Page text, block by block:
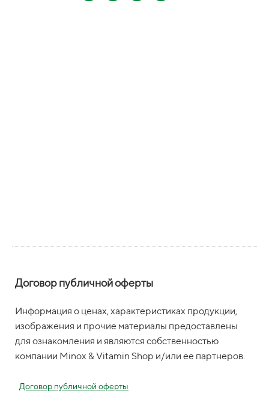
Договор публичной оферты
Информация о ценах, характеристиках продукции,
изображения и прочие материалы предоставлены
для ознакомления и являются собственностью
компании Minox & Vitamin Shop и/или ее партнеров.
Договор публичной оферты